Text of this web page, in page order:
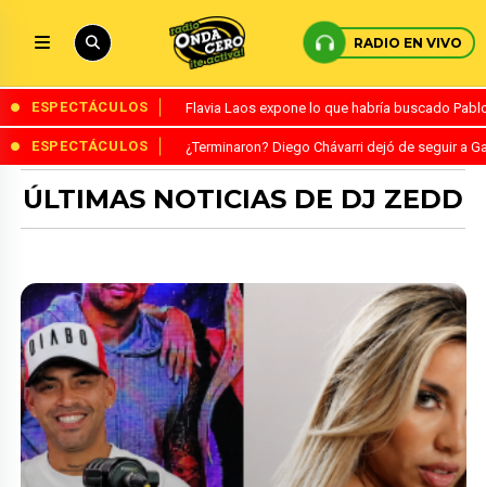
RADIO EN VIVO
ESPECTÁCULOS Flavia Laos expone lo que habría buscado
ESPECTÁCULOS ¿Terminaron? Diego Chávarri dejó de seguir a
ÚLTIMAS NOTICIAS DE DJ ZEDD